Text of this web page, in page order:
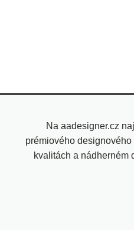
Na aadesigner.cz
prémiového
kvalitách a nádherném